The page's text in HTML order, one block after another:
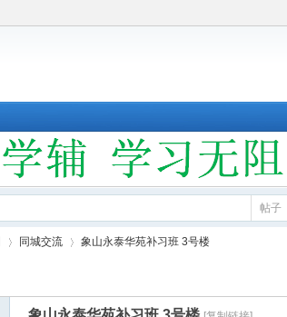
帖子
同城交流 象山永泰华苑补习班 3号楼